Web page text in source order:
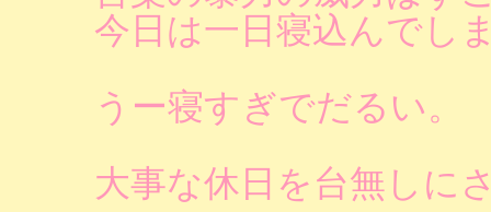
今日は一日寝込んでし
うー寝すぎでだるい。
大事な休日を台無しに